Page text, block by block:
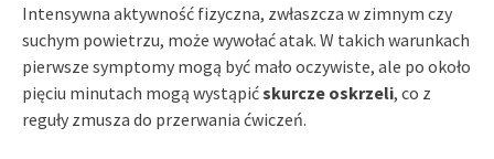
Intensywna aktywność fizyczna, zwłaszcza w zimnym czy
suchym powietrzu, może wywołać atak. W takich warunkach
pierwsze symptomy mogą być mało oczywiste, ale po około
pięciu minutach mogą wystąpićskurcze oskrzeli, co z
reguły zmusza do przerwania ćwiczeń.